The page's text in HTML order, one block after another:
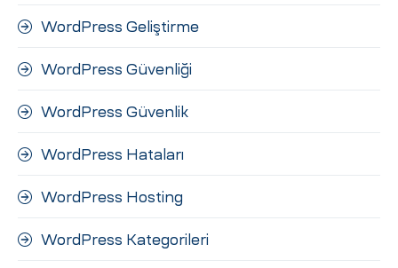
WordPress Geliştirme
WordPress Güvenliği
WordPress Güvenlik
WordPress Hataları
WordPress Hosting
WordPress Kategorileri